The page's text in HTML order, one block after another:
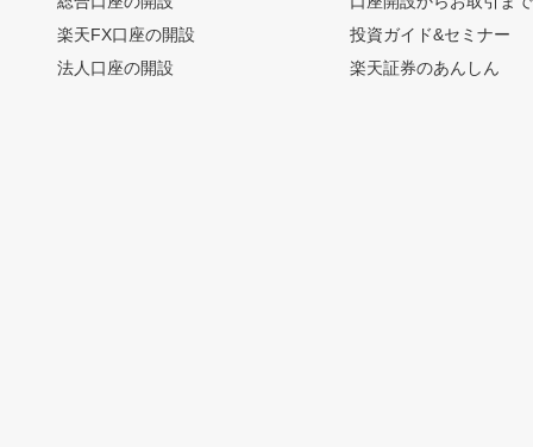
楽天FX口座の開設
法人口座の開設
投資ガイド&セミナー
楽天証券のあんしん